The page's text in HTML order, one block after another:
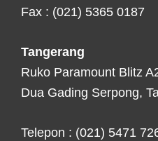
Fax : (021) 5365 0187
Tangerang
Ruko Paramount Blitz
Dua Gading Serpong,
Telepon : (021) 5471